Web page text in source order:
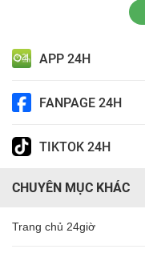
APP 24H
FANPAGE 24H
TIKTOK 24H
CHUYÊN MỤC KHÁC
Trang chủ 24giờ